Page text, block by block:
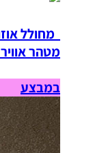
מחולל
מטהר
במבצע